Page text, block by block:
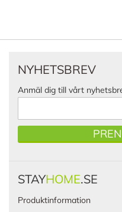
NYHETSBREV
Anmäl dig till vårt
STAYHOME.SE
Produktinformation